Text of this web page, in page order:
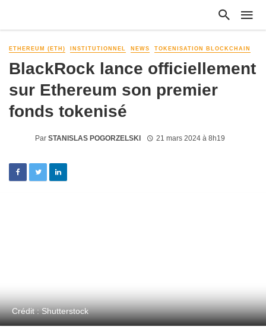
ETHEREUM (ETH) INSTITUTIONNEL NEWS TOKENISATION BLOCKCHAIN
BlackRock lance officiellement
sur Ethereum son premier
fonds tokenisé
Par STANISLAS POGORZELSKI 21 mars 2024 à 8h19
Crédit : Shutterstock